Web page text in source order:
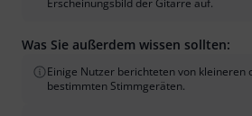
Was Sie außerdem wissen sollten:
Einige Nutzer berichteten von kleineren
bestimmten Stimmgeräten.